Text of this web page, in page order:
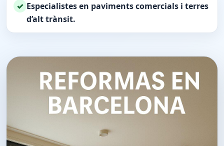
✓ Especialistes en paviments comercials i terres
d’alt trànsit.